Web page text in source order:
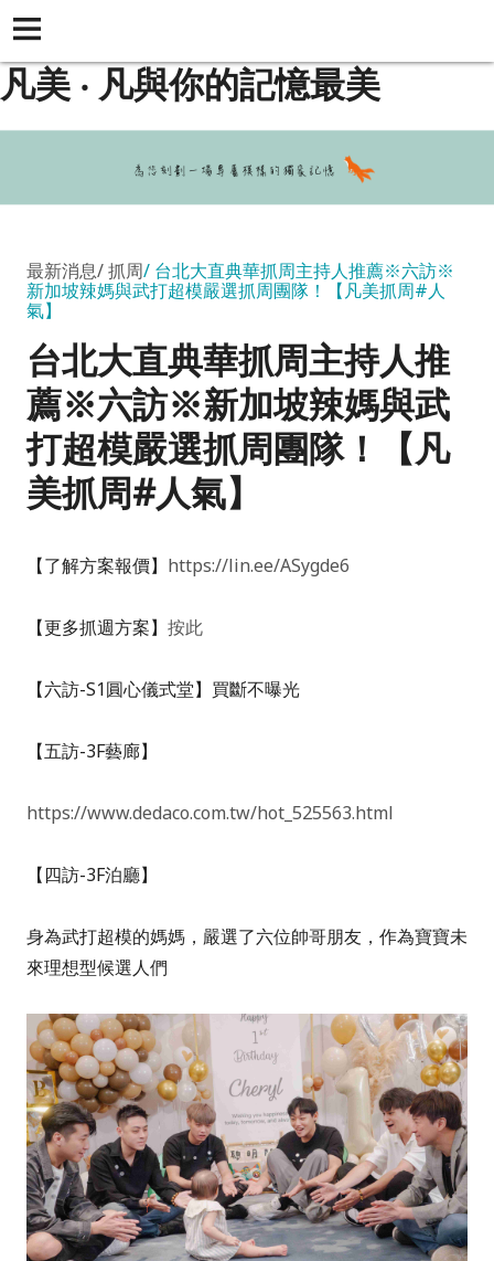
凡美 ‧ 凡與你的記憶最美
最新消息 抓周 台北大直典華抓周主持人推薦※六訪※
新加坡辣媽與武打超模嚴選抓周團隊！【凡美抓周#人
氣】
台北大直典華抓周主持人推
薦※六訪※新加坡辣媽與武
打超模嚴選抓周團隊！【凡
美抓周#人氣】
【了解方案報價】 https://lin.ee/ASygde6
【更多抓週方案】 按此
【六訪-S1圓心儀式堂】買斷不曝光
【五訪-3F藝廊】
https://www.dedaco.com.tw/hot_525563.html
【四訪-3F泊廳】
身為武打超模的媽媽，嚴選了六位帥哥朋友，作為寶寶未
來理想型候選人們